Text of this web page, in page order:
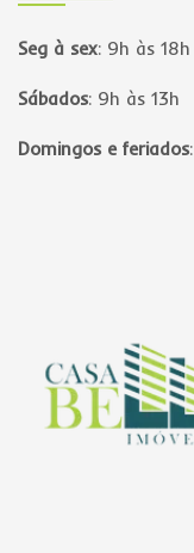
Seg à sex: 9h às 18h
Sábados: 9h às 13h
Domingos e feriados: